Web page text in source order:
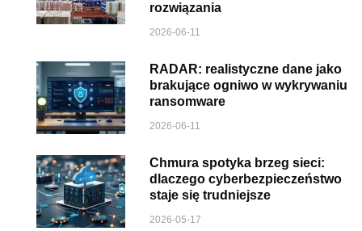
rozwiązania
2026-06-11
RADAR: realistyczne dane jako
brakujące ogniwo w wykrywaniu
ransomware
2026-06-11
Chmura spotyka brzeg sieci:
dlaczego cyberbezpieczeństwo
staje się trudniejsze
2026-05-17